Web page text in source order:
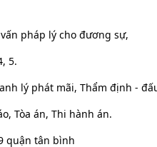
pháp lý cho đương sự,
5.
lý phát mãi, Thẩm định -
Tòa án, Thi hành án.
quận tân bình